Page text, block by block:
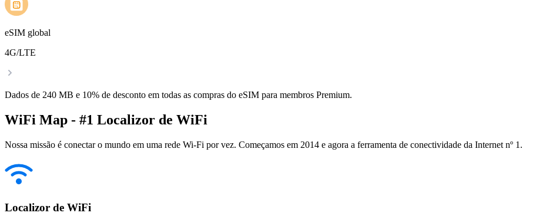
eSIM global
4G/LTE
Dados de 240 MB e 10% de desconto em todas as compras do eSIM para membros Premium.
WiFi Map - #1 Localizor de WiFi
Nossa missão é conectar o mundo em uma rede Wi-Fi por vez. Começamos em 2014 e agora a ferramenta de conectividade da Internet nº 1.
Localizor de WiFi